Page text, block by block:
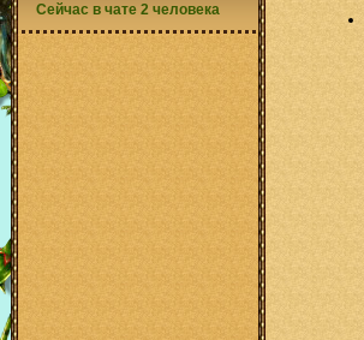
Сейчас в чате 2 человека